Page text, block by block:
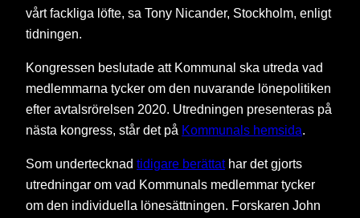
vårt fackliga löfte, sa Tony Nicander, Stockholm, enligt
tidningen.
Kongressen beslutade att Kommunal ska utreda vad
medlemmarna tycker om den nuvarande lönepolitiken
efter avtalsrörelsen 2020. Utredningen presenteras på
nästa kongress, står det på Kommunals hemsida.
Som undertecknad tidigare berättathar det gjorts
utredningar om vad Kommunals medlemmar tycker
om den individuella lönesättningen. Forskaren John